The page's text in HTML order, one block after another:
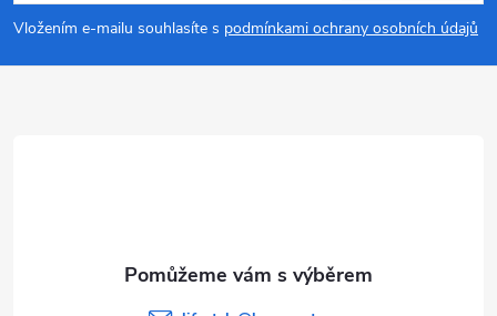
p
a
Vložením e-mailu souhlasíte s podmínkami ochrany osobních údajů